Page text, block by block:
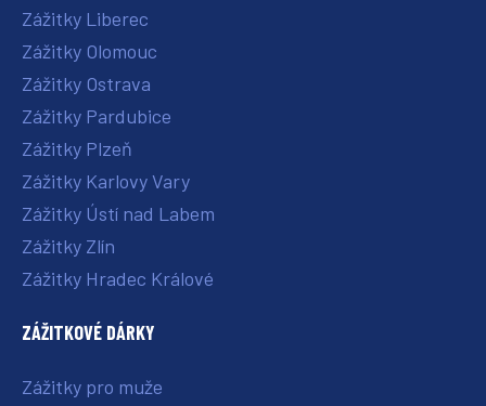
Zážitky Liberec
Zážitky Olomouc
Zážitky Ostrava
Zážitky Pardubice
Zážitky Plzeň
Zážitky Karlovy Vary
Zážitky Ústí nad Labem
Zážitky Zlín
Zážitky Hradec Králové
ZÁŽITKOVÉ DÁRKY
Zážitky pro muže